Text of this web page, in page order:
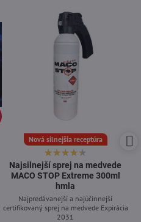
Nová silnejšia receptúra
Najsilnejší sprej na medvede
MACO STOP Extreme 300ml
hmla
Najpredávanejší a najúčinnejší
certifikovaný sprej na medvede Expirácia
2031